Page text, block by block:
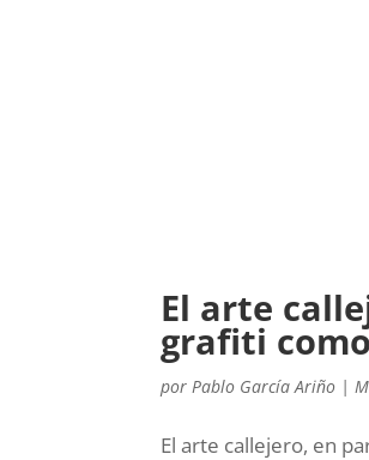
El arte
grafiti
por Pablo García Ariño |
El arte callejero, en